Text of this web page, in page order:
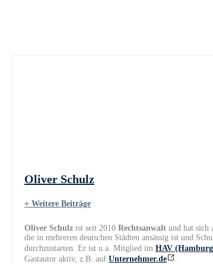
Oliver Schulz
+ Weitere Beiträge
Oliver Schulz ist seit 2010 Rechtsanwalt und hat sich
die in mehreren deutschen Städten ansässig ist und
durchzustarten. Er ist u.a. Mitglied im HAV
Gastautor aktiv, z.B. auf Unternehmer.de